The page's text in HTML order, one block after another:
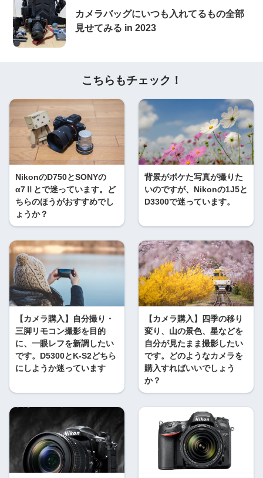
カメラバッグにいつも入れてるもの全部
見せてみる in 2023
こちらもチェック！
NikonのD750とSONYの
α7Ⅱとで迷っています。ど
ちらのほうがおすすめでし
ょうか？
背景がボケた写真が撮りた
いのですが、Nikonの1J5と
D3300で迷っています。
【カメラ購入】自分撮り・
三脚リモコン撮影を目的
に、一眼レフを新調したい
です。D5300とK-S2どちら
にしようか迷っています
【カメラ購入】四季の移り
変り、山の景色、星などを
自分が見たまま撮影したい
です。どのようなカメラを
購入すればいいでしょう
か？